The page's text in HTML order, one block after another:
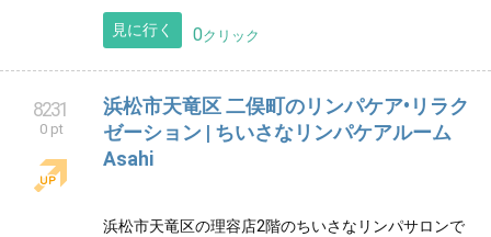
見に行く 0クリック
8231
0 pt
浜松市天竜区 二俣町のリンパケア•リラク
ゼーション | ちいさなリンパケアルーム
Asahi
浜松市天竜区の理容店2階のちいさなリンパサロンで